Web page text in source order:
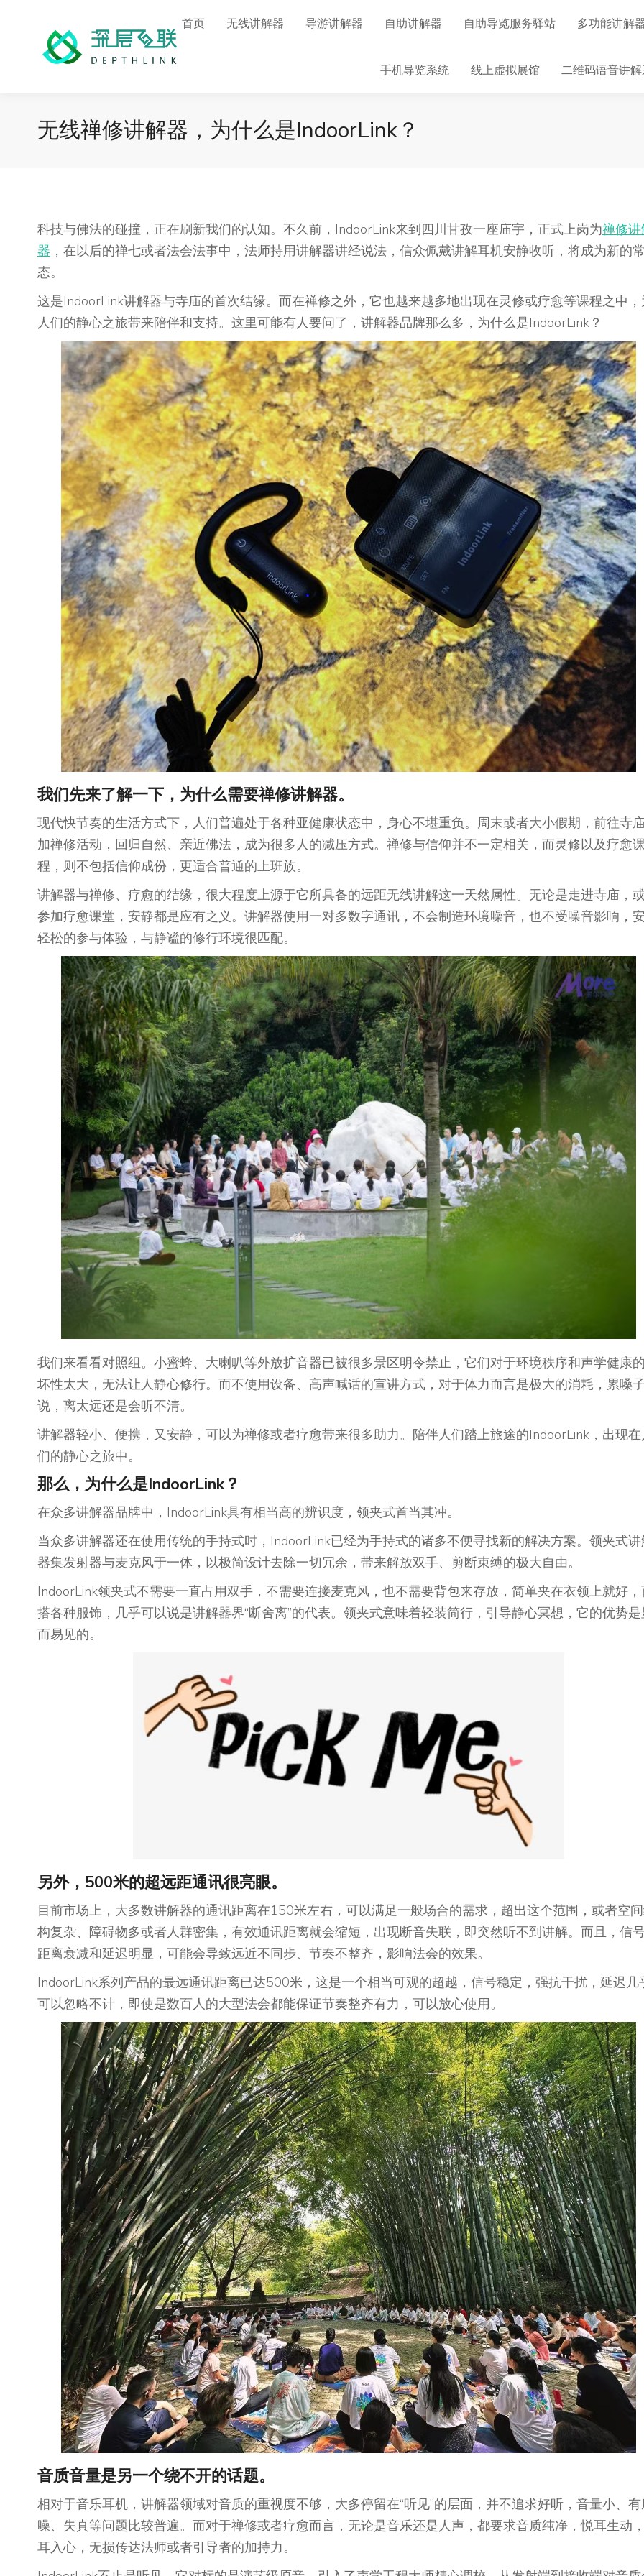
首页 无线讲解器 导游讲解器 自助讲解器 自助导览服务驿站 多功能讲解
手机导览系统 线上虚拟展馆 二维码语音讲
无线禅修讲解器，为什么是IndoorLink？
科技与佛法的碰撞，正在刷新我们的认知。不久前，IndoorLink来到四川甘孜一座庙宇，正式上岗为禅修
器 ，在以后的禅七或者法会法事中，法师持用讲解器讲经说法，信众佩戴讲解耳机安静收听，将成为新的
态。
这是IndoorLink讲解器与寺庙的首次结缘。而在禅修之外，它也越来越多地出现在灵修或疗愈等课程之中
人们的静心之旅带来陪伴和支持。这里可能有人要问了，讲解器品牌那么多，为什么是IndoorLink？
我们先来了解一下，为什么需要禅修讲解器。
现代快节奏的生活方式下，人们普遍处于各种亚健康状态中，身心不堪重负。周末或者大小假期，前往寺
加禅修活动，回归自然、亲近佛法，成为很多人的减压方式。禅修与信仰并不一定相关，而灵修以及疗愈
程，则不包括信仰成份，更适合普通的上班族。
讲解器与禅修、疗愈的结缘，很大程度上源于它所具备的远距无线讲解这一天然属性。无论是走进寺庙，
参加疗愈课堂，安静都是应有之义。讲解器使用一对多数字通讯，不会制造环境噪音，也不受噪音影响，
轻松的参与体验，与静谧的修行环境很匹配。
我们来看看对照组。小蜜蜂、大喇叭等外放扩音器已被很多景区明令禁止，它们对于环境秩序和声学健康
坏性太大，无法让人静心修行。而不使用设备、高声喊话的宣讲方式，对于体力而言是极大的消耗，累嗓
说，离太远还是会听不清。
讲解器轻小、便携，又安静，可以为禅修或者疗愈带来很多助力。陪伴人们踏上旅途的IndoorLink，出现
们的静心之旅中。
那么，为什么是IndoorLink？
在众多讲解器品牌中，IndoorLink具有相当高的辨识度，领夹式首当其冲。
当众多讲解器还在使用传统的手持式时，IndoorLink已经为手持式的诸多不便寻找新的解决方案。领夹式
器集发射器与麦克风于一体，以极简设计去除一切冗余，带来解放双手、剪断束缚的极大自由。
IndoorLink领夹式不需要一直占用双手，不需要连接麦克风，也不需要背包来存放，简单夹在衣领上就好
搭各种服饰，几乎可以说是讲解器界“断舍离”的代表。领夹式意味着轻装简行，引导静心冥想，它的优势
而易见的。
另外，500米的超远距通讯很亮眼。
目前市场上，大多数讲解器的通讯距离在150米左右，可以满足一般场合的需求，超出这个范围，或者空
构复杂、障碍物多或者人群密集，有效通讯距离就会缩短，出现断音失联，即突然听不到讲解。而且，信
距离衰减和延迟明显，可能会导致远近不同步、节奏不整齐，影响法会的效果。
IndoorLink系列产品的最远通讯距离已达500米，这是一个相当可观的超越，信号稳定，强抗干扰，延迟几
可以忽略不计，即使是数百人的大型法会都能保证节奏整齐有力，可以放心使用。
音质音量是另一个绕不开的话题。
相对于音乐耳机，讲解器领域对音质的重视度不够，大多停留在“听见”的层面，并不追求好听，音量小、
噪、失真等问题比较普遍。而对于禅修或者疗愈而言，无论是音乐还是人声，都要求音质纯净，悦耳生动
耳入心，无损传达法师或者引导者的加持力。